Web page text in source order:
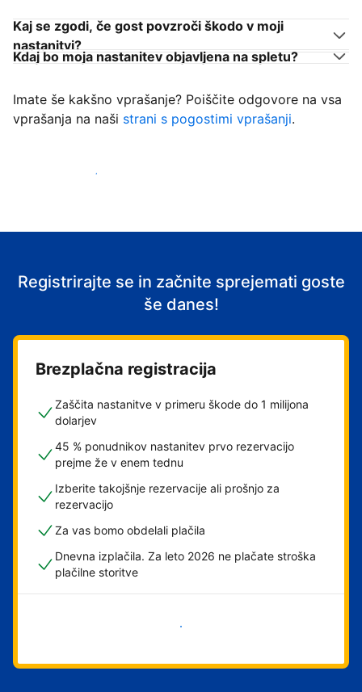
Kaj se zgodi, če gost povzroči škodo v moji
nastanitvi?
Kdaj bo moja nastanitev objavljena na spletu?
Imate še kakšno vprašanje? Poiščite odgovore na vsa
vprašanja na naši strani s pogostimi vprašanji.
Začni sprejemati goste
Registrirajte se in začnite sprejemati goste
še danes!
Brezplačna registracija
Zaščita nastanitve v primeru škode do 1 milijona
dolarjev
45 % ponudnikov nastanitev prvo rezervacijo
prejme že v enem tednu
Izberite takojšnje rezervacije ali prošnjo za
rezervacijo
Za vas bomo obdelali plačila
Dnevna izplačila. Za leto 2026 ne plačate stroška
plačilne storitve